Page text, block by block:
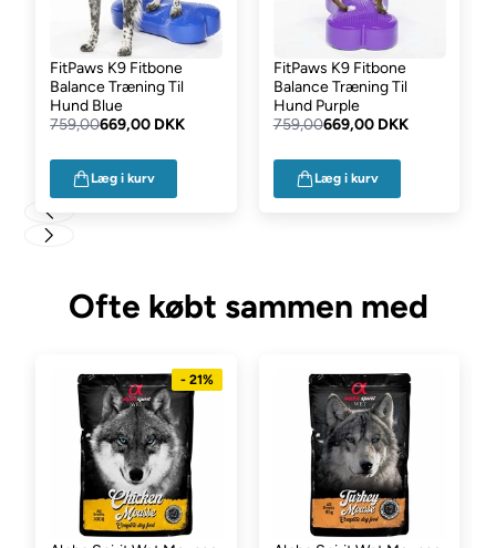
FitPaws K9 Fitbone
Balance Træning Til
Hund Blue
759,00669,00 DKK
Læg i kurv
FitPaws K9 Fitbone
Balance Træning Til
Hund Purple
759,00669,00 DKK
Læg i kurv
Ofte købt sammen med
- 21%